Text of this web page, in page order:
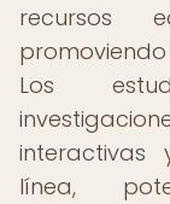
recursos
Los
línea,